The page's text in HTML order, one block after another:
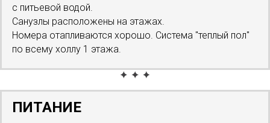
с питьевой водой.
Санузлы расположены на этажах.
Номера отапливаются хорошо. Система "теплый пол"
по всему холлу 1 этажа.
ПИТАНИЕ